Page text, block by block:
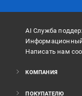
AI Служба
Информационный
Написать нам
КОМПАНИЯ
ПОКУПАТЕЛЮ